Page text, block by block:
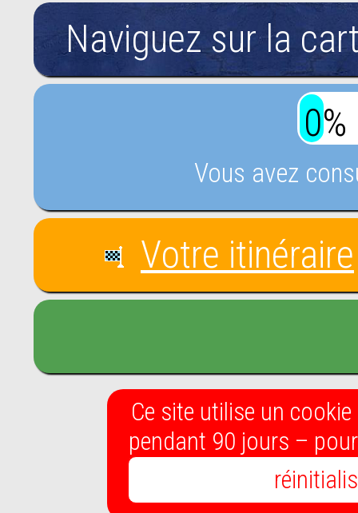
Naviguez sur la
0%
Vous avez
Votre itinéraire
Ce site utilise un
pendant 90 jours –